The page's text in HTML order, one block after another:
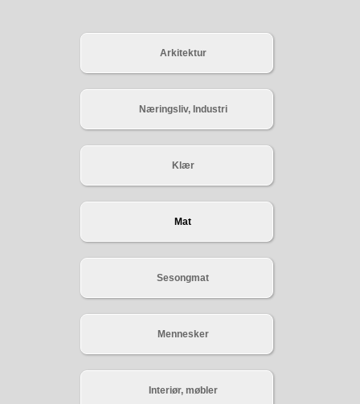
Arkitektur
Næringsliv, Industri
Klær
Mat
Sesongmat
Mennesker
Interiør, møbler